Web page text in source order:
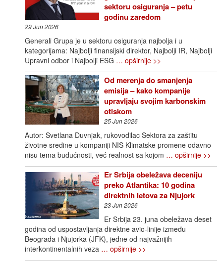
sektoru osiguranja – petu
godinu zaredom
29 Jun 2026
Generali Grupa je u sektoru osiguranja najbolja i u
kategorijama: Najbolji finansijski direktor, Najbolji IR, Najbolji
Upravni odbor i Najbolji ESG … opširnije >>
Od merenja do smanjenja
emisija – kako kompanije
upravljaju svojim karbonskim
otiskom
25 Jun 2026
Autor: Svetlana Duvnjak, rukovodilac Sektora za zaštitu
životne sredine u kompaniji NIS Klimatske promene odavno
nisu tema budućnosti, već realnost sa kojom … opširnije >>
Er Srbija obeležava deceniju
preko Atlantika: 10 godina
direktnih letova za Njujork
23 Jun 2026
Er Srbija 23. juna obeležava deset
godina od uspostavljanja direktne avio-linije između
Beograda i Njujorka (JFK), jedne od najvažnijih
interkontinentalnih veza … opširnije >>